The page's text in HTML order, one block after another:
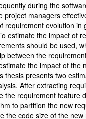
during the
project managers
requirement evolution
estimate the impact of
should be used,
between the
the impact of
thesis presents two
After extracting
the requirement feature
to partition the new
the code size of the